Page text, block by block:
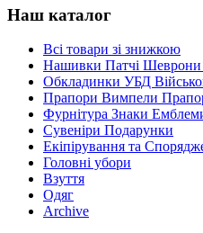
Наш каталог
Всі товари зі знижкою
Нашивки Патчі Шеврони
Обкладинки УБД
Прапори Вимпели
Фурнітура Знаки
Сувеніри Подарунки
Екіпірування та
Головні убори
Взуття
Одяг
Archive